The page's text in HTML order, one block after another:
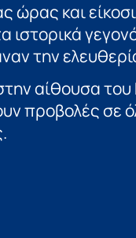
ώρας και
ιστορικά
την
αίθουσα
προβολές σε